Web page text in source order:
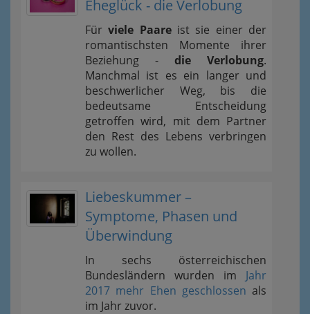
Eheglück - die Verlobung
Fürviele Paareist sie einer der
romantischsten Momente ihrer
Beziehung - die Verlobung.
Manchmal ist es ein langer und
beschwerlicher Weg, bis die
bedeutsame Entscheidung
getroffen wird, mit dem Partner
den Rest des Lebens verbringen
zu wollen.
Liebeskummer –
Symptome, Phasen und
Überwindung
In sechs österreichischen
Bundesländern wurden im Jahr
2017 mehr Ehen geschlossen als
im Jahr zuvor.